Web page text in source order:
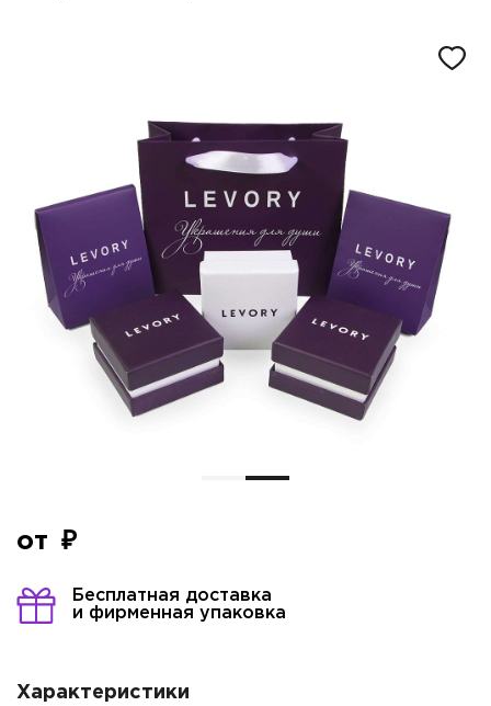
от
Бесплатная доставка
и фирменная упаковка
Характеристики